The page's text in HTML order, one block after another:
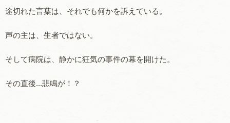
途切れた言葉は、それでも何かを訴えている。
声の主は、生者ではない。
そして病院は、静かに狂気の事件の幕を開けた。
その直後...悲鳴が！？